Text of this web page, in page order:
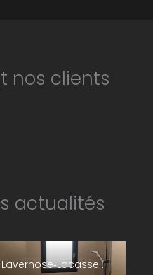
nos clients
actualités
: